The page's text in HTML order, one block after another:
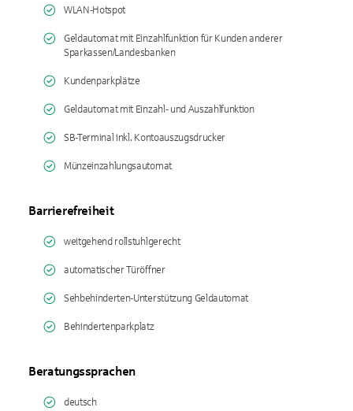
WLAN-Hotspot
Geldautomat mit Einzahlfunktion für Kunden anderer
Sparkassen/Landesbanken
Kundenparkplätze
Geldautomat mit Einzahl- und Auszahlfunktion
SB-Terminal inkl. Kontoauszugsdrucker
Münzeinzahlungsautomat
Barrierefreiheit
weitgehend rollstuhlgerecht
automatischer Türöffner
Sehbehinderten-Unterstützung Geldautomat
Behindertenparkplatz
Beratungssprachen
deutsch